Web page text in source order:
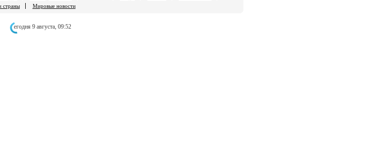
страны Мировые новости
егодня 9 августа, 09:52